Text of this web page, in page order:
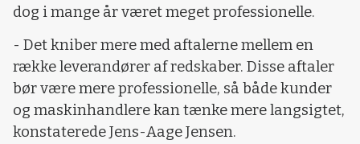
dog i mange år været meget professionelle.
- Det kniber mere med aftalerne mellem en
række leverandører af redskaber. Disse aftaler
bør være mere professionelle, så både kunder
og maskinhandlere kan tænke mere langsigtet,
konstaterede Jens-Aage Jensen.